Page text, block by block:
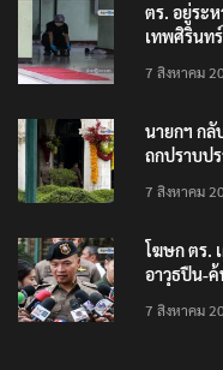
ตร. อยู่ระห
เทพศิรินท
7 สิงหาคม
นายกฯ กลั
ถกปราบป
7 สิงหาคม
โฆษก ตร.
อาวุธปืน-
7 สิงหาคม